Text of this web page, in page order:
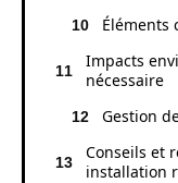
Éléments
Impacts
nécessaire
Gestion
Conseils et
installation